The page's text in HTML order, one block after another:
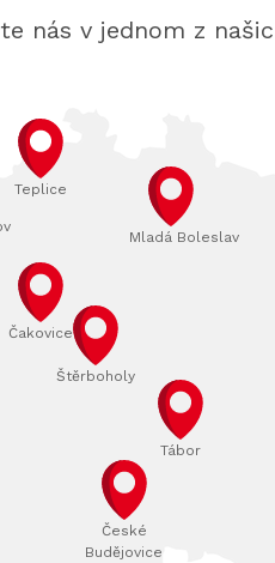
nás v jednom z
Štěrboholy
Teplice
Tábor
České
Budějovice
Mladá Boleslav
Čakovice